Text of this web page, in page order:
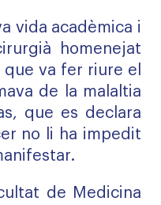
vida acadèmica i
homenejat
va fer riure el
de la malaltia
que es declara
no li ha impedit
de Medicina